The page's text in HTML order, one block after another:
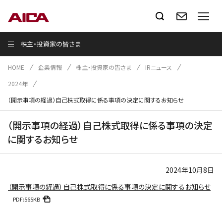
株主・投資家の皆さま
HOME 企業情報 株主・投資家の皆さま
IRニュース
2024年
（開示事項の経過）自己株式取得に係る事項の決定に関するお知らせ
（開示事項の経過）自己株式取得に係る事項の決定
に関するお知らせ
2024年10月8日
（開示事項の経過）自己株式取得に係る事項の決定に関するお知らせ
PDF:565KB